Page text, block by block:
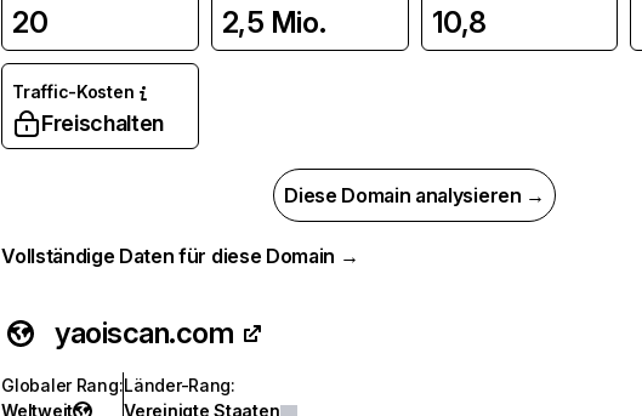
20 2,5 Mio. 10,8
Traffic-Kosten
Freischalten
Diese Domain analysieren →
Vollständige Daten für diese Domain →
yaoiscan.com
Globaler Rang:
Weltweit
Länder-Rang:
Vereinigte Staaten